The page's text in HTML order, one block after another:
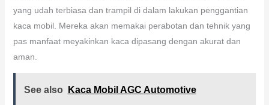
yang udah terbiasa dan trampil di dalam lakukan penggantian
kaca mobil. Mereka akan memakai perabotan dan tehnik yang
pas manfaat meyakinkan kaca dipasang dengan akurat dan
aman.
See also Kaca Mobil AGC Automotive